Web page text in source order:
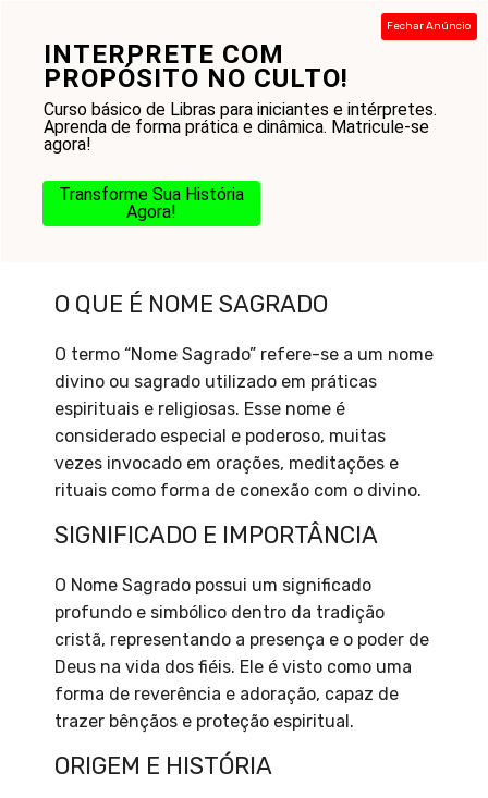
INTERPRETE COM
PROPÓSITO NO CULTO!
Curso básico de Libras para iniciantes e intérpretes.
Aprenda de forma prática e dinâmica. Matricule-se
agora!
Transforme Sua História
Agora!
Fechar Anúncio
conteúdo
O que é Nome Sagrado
O QUE É NOME SAGRADO
O termo “Nome Sagrado” refere-se a um nome
divino ou sagrado utilizado em práticas
espirituais e religiosas. Esse nome é
considerado especial e poderoso, muitas
vezes invocado em orações, meditações e
rituais como forma de conexão com o divino.
SIGNIFICADO E IMPORTÂNCIA
O Nome Sagrado possui um significado
profundo e simbólico dentro da tradição
cristã, representando a presença e o poder de
Deus na vida dos fiéis. Ele é visto como uma
forma de reverência e adoração, capaz de
trazer bênçãos e proteção espiritual.
ORIGEM E HISTÓRIA